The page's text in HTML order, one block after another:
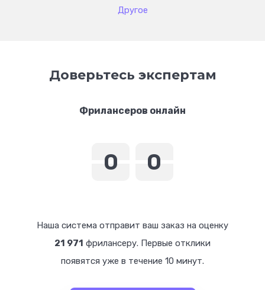
платежи защищены.
несанкционированного доступа и сохранить
Другое
Доверьтесь экспертам
Фрилансеров онлайн
0
0
0
0 0
0
0
0
Наша система отправит ваш заказ на оценку
21 971 фрилансеру. Первые отклики
появятся уже в течение 10 минут.